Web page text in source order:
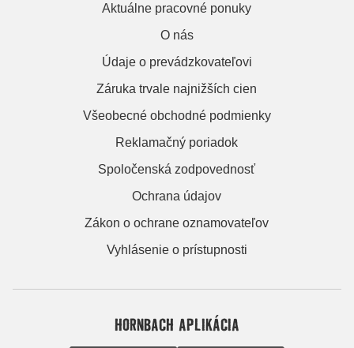
Aktuálne pracovné ponuky
O nás
Údaje o prevádzkovateľovi
Záruka trvale najnižších cien
Všeobecné obchodné podmienky
Reklamačný poriadok
Spoločenská zodpovednosť
Ochrana údajov
Zákon o ochrane oznamovateľov
Vyhlásenie o prístupnosti
HORNBACH APLIKÁCIA